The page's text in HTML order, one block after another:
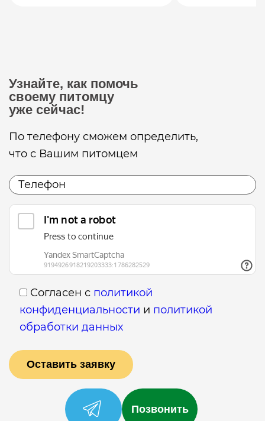
Узнайте, как помочь
своему питомцу
уже сейчас!
По телефону сможем определить,
что с Вашим питомцем
Согласен с политикой
конфиденциальности и политикой
обработки данных
Позвонить